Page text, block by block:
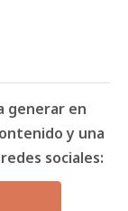
generar en
y una
sociales: